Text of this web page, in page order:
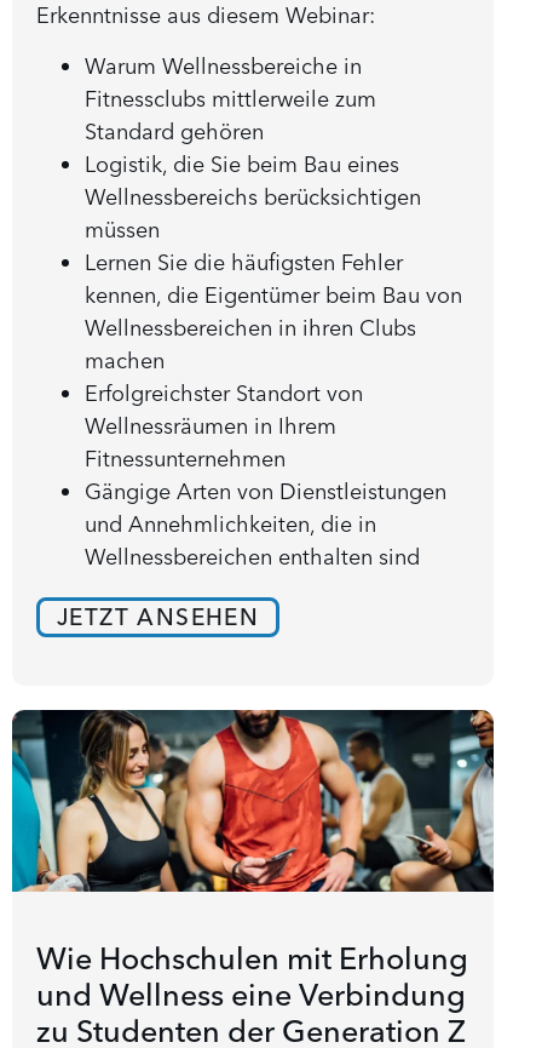
Erkenntnisse aus diesem Webinar:
Warum Wellnessbereiche in
Fitnessclubs mittlerweile zum
Standard gehören
Logistik, die Sie beim Bau eines
Wellnessbereichs berücksichtigen
müssen
Lernen Sie die häufigsten Fehler
kennen, die Eigentümer beim Bau von
Wellnessbereichen in ihren Clubs
machen
Erfolgreichster Standort von
Wellnessräumen in Ihrem
Fitnessunternehmen
Gängige Arten von Dienstleistungen
und Annehmlichkeiten, die in
Wellnessbereichen enthalten sind
JETZT ANSEHEN
Wie Hochschulen mit Erholung
und Wellness eine Verbindung
zu Studenten der Generation Z